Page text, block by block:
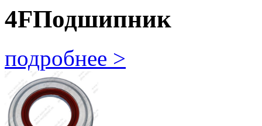
4FПодшипник
подробнее >